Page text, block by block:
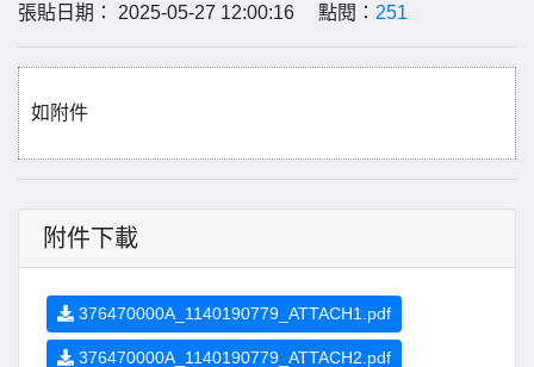
張貼日期： 2025-05-27 12:00:16 點閱： 251
如附件
附件下載
376470000A_1140190779_ATTACH1.pdf
376470000A_1140190779_ATTACH2.pdf